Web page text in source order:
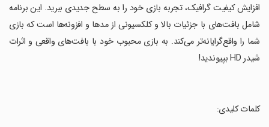
افزایش کیفیت گرافیک، تجربه بازی خود را به سطح جدیدی ببرید. این برنامه
شامل بافت‌های با جزئیات بالا و کلکسیونی از مدها و افزونه‌ها است که بازی
شما را واقع‌گرایانه‌تر می‌کند. به بازی محبوب خود با بافت‌های واقعی و اثرات
شیدر HD بپیوندید!
‏کلمات کلیدی: